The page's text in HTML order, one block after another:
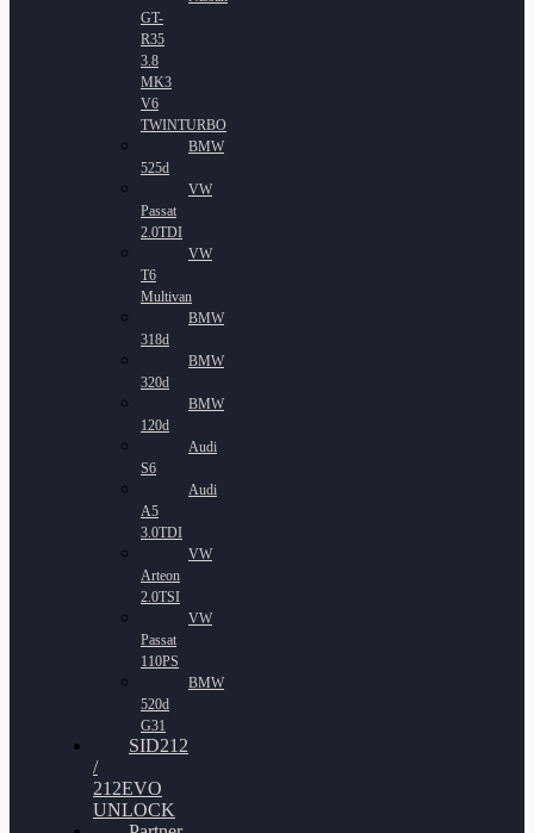
GT-
R35
3.8
MK3
V6
TWINTURBO
BMW
525d
VW
Passat
2.0TDI
VW
T6
Multivan
BMW
318d
BMW
320d
BMW
120d
Audi
S6
Audi
A5
3.0TDI
VW
Arteon
2.0TSI
VW
Passat
110PS
BMW
520d
G31
SID212
/
212EVO
UNLOCK